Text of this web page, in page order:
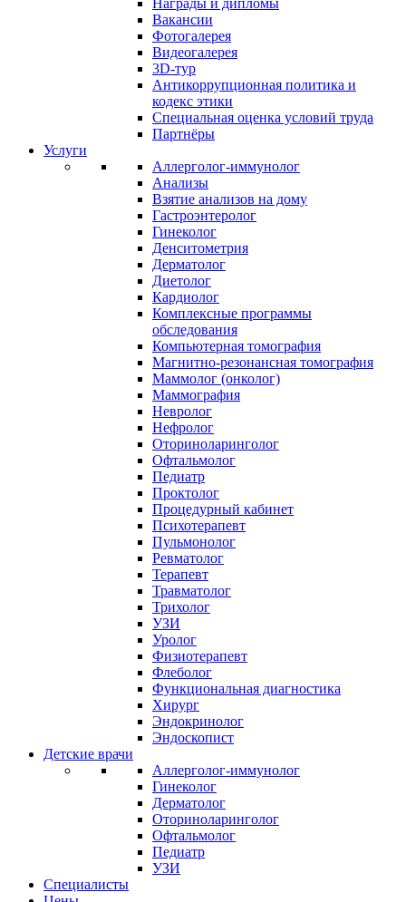
Награды и дипломы
Вакансии
Фотогалерея
Видеогалерея
3D-тур
Антикоррупционная политика и
кодекс этики
Специальная оценка условий труда
Партнёры
Услуги
Аллерголог-иммунолог
Анализы
Взятие анализов на дому
Гастроэнтеролог
Гинеколог
Денситометрия
Дерматолог
Диетолог
Кардиолог
Комплексные программы
обследования
Компьютерная томография
Магнитно-резонансная томография
Маммолог (онколог)
Маммография
Невролог
Нефролог
Оториноларинголог
Офтальмолог
Педиатр
Проктолог
Процедурный кабинет
Психотерапевт
Пульмонолог
Ревматолог
Терапевт
Травматолог
Трихолог
УЗИ
Уролог
Физиотерапевт
Флеболог
Функциональная диагностика
Хирург
Эндокринолог
Эндоскопист
Детские врачи
Аллерголог-иммунолог
Гинеколог
Дерматолог
Оториноларинголог
Офтальмолог
Педиатр
УЗИ
Специалисты